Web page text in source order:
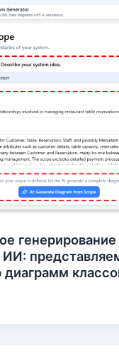
генерирование
диаграмм